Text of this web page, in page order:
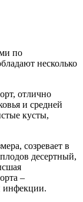
по
несколько
отлично
и средней
кусты,
созревает в
десертный,
–
инфекции.